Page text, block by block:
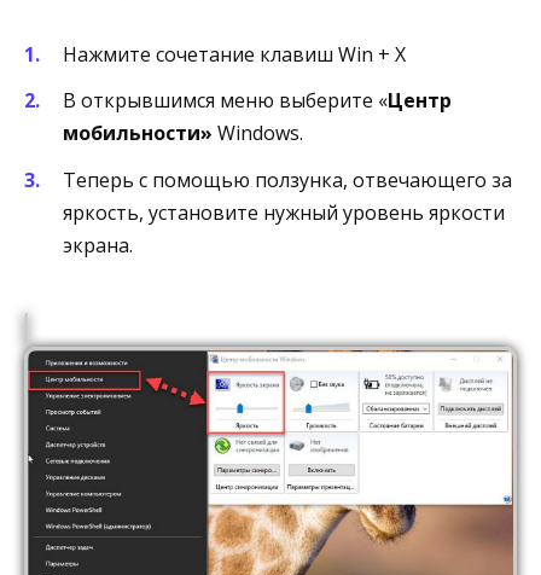
Нажмите сочетание клавиш Win + X
В открывшимся меню выберите «Центр
мобильности» Windows.
Теперь с помощью ползунка, отвечающего за
яркость, установите нужный уровень яркости
экрана.